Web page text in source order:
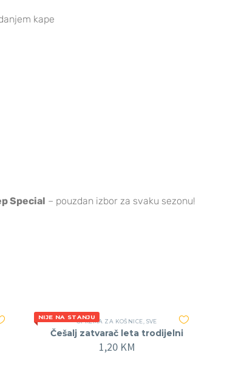
kape
Special – pouzdan izbor za svaku sezonu!
NIJE NA STANJU
OPREMA ZA KOŠNICE, SVE
Češalj zatvarač leta trodijelni
1,20 KM